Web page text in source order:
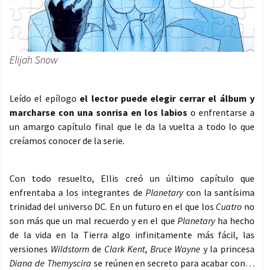
Elijah Snow
Leído el epílogo el lector puede elegir cerrar el álbum y
marcharse con una sonrisa en los labios o enfrentarse a
un amargo capítulo final que le da la vuelta a todo lo que
creíamos conocer de la serie.
Con todo resuelto, Ellis creó un último capítulo que
enfrentaba a los integrantes de Planetarycon la santísima
trinidad del universo DC. En un futuro en el que los Cuatro no
son más que un mal recuerdo y en el que Planetaryha hecho
de la vida en la Tierra algo infinitamente más fácil, las
versiones Wildstorm de Clark Kent, Bruce Wayne y la princesa
Diana de Themyscira se reúnen en secreto para acabar con…